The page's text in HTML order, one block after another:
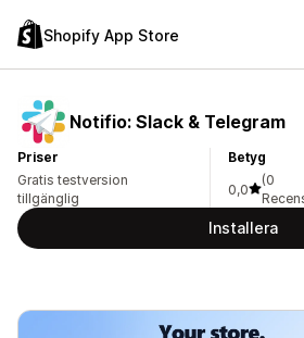
Shopify App Store
Notifio: Slack & Telegram
Priser
Gratis testversion
tillgänglig
Betyg
0,0
(0
Installera